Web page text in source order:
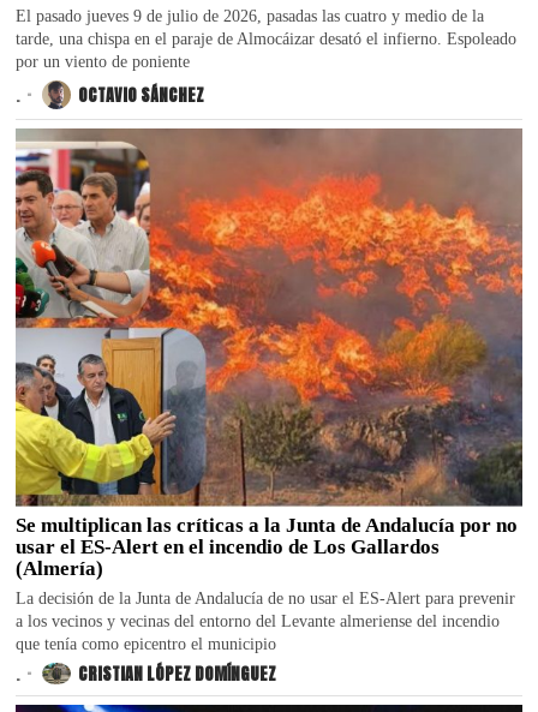
El pasado jueves 9 de julio de 2026, pasadas las cuatro y medio de la
tarde, una chispa en el paraje de Almocáizar desató el infierno. Espoleado
por un viento de poniente
. OCTAVIO SÁNCHEZ
Se multiplican las críticas a la Junta de Andalucía por no
usar el ES-Alert en el incendio de Los Gallardos
(Almería)
La decisión de la Junta de Andalucía de no usar el ES-Alert para prevenir
a los vecinos y vecinas del entorno del Levante almeriense del incendio
que tenía como epicentro el municipio
. CRISTIAN LÓPEZ DOMÍNGUEZ